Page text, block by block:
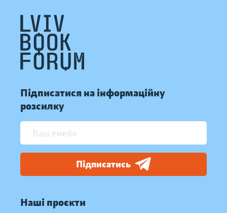
Підписатися на інформаційну
розсилку
Підписатись
Наші проєкти